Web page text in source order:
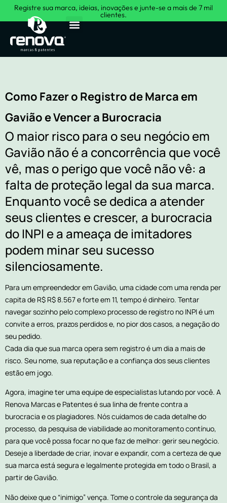
Registre sua marca, ideias, inovações e junte-se a mais de 7 mil
clientes.
Como Fazer o Registro de Marca em
Gavião e Vencer a Burocracia
O maior risco para o seu negócio em
Gavião não é a concorrência que você
vê, mas o perigo que você não vê: a
falta de proteção legal da sua marca.
Enquanto você se dedica a atender
seus clientes e crescer, a burocracia
do INPI e a ameaça de imitadores
podem minar seu sucesso
silenciosamente.
Para um empreendedor em Gavião, uma cidade com uma renda per
capita de R$ R$ 8.567 e forte em 11, tempo é dinheiro. Tentar
navegar sozinho pelo complexo processo de registro no INPI é um
convite a erros, prazos perdidos e, no pior dos casos, a negação do
seu pedido.
Cada dia que sua marca opera sem registro é um dia a mais de
risco. Seu nome, sua reputação e a confiança dos seus clientes
estão em jogo.
Agora, imagine ter uma equipe de especialistas lutando por você. A
Renova Marcas e Patentes é sua linha de frente contra a
burocracia e os plagiadores. Nós cuidamos de cada detalhe do
processo, da pesquisa de viabilidade ao monitoramento contínuo,
para que você possa focar no que faz de melhor: gerir seu negócio.
Deseje a liberdade de criar, inovar e expandir, com a certeza de que
sua marca está segura e legalmente protegida em todo o Brasil, a
partir de Gavião.
Não deixe que o “inimigo” vença. Tome o controle da segurança da